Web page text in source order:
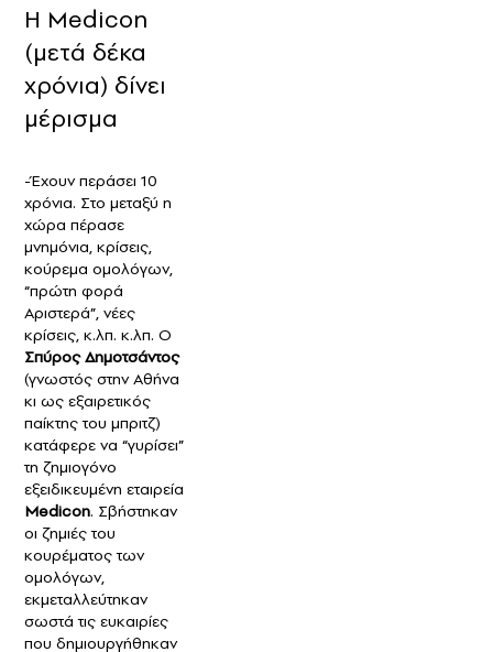
Η Medicon
(μετά δέκα
χρόνια) δίνει
μέρισμα
-Έχουν περάσει 10
χρόνια. Στο μεταξύ η
χώρα πέρασε
μνημόνια, κρίσεις,
κούρεμα ομολόγων,
“πρώτη φορά
Αριστερά”, νέες
κρίσεις, κ.λπ. κ.λπ. Ο
Σπύρος Δημοτσάντος
(γνωστός στην Αθήνα
κι ως εξαιρετικός
παίκτης του μπριτζ)
κατάφερε να “γυρίσει”
τη ζημιογόνο
εξειδικευμένη εταιρεία
Μedicon. Σβήστηκαν
οι ζημιές του
κουρέματος των
ομολόγων,
εκμεταλλεύτηκαν
σωστά τις ευκαιρίες
που δημιουργήθηκαν